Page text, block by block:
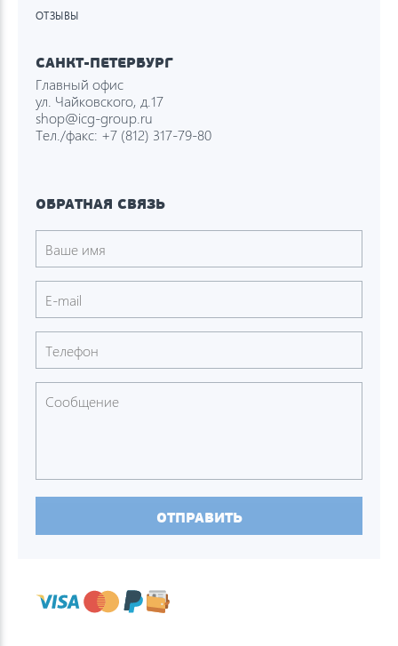
ОТЗЫВЫ
САНКТ-ПЕТЕРБУРГ
Главный офис
ул. Чайковского, д.17
shop@icg-group.ru
Тел./факс: +7 (812) 317-79-80
ОБРАТНАЯ СВЯЗЬ
ОТПРАВИТЬ